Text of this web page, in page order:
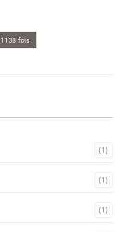
fois
(1)
(1)
(1)